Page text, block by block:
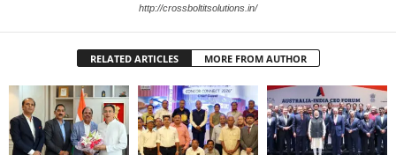
http://crossboltitsolutions.in/
RELATED ARTICLES MORE FROM AUTHOR